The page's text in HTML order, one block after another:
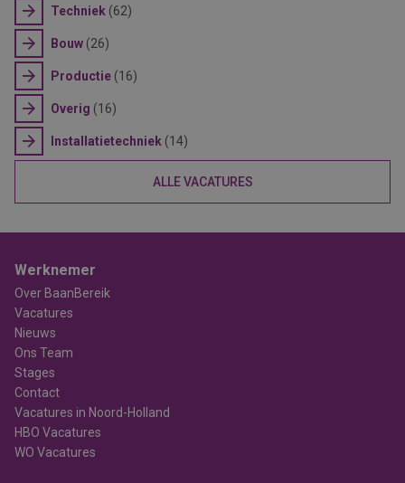
Techniek (62)
Bouw (26)
Productie (16)
Overig (16)
Installatietechniek (14)
ALLE VACATURES
Werknemer
Over BaanBereik
Vacatures
Nieuws
Ons Team
Stages
Contact
Vacatures in Noord-Holland
HBO Vacatures
WO Vacatures